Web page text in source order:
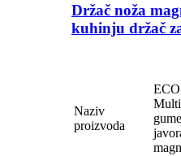
Držač noža
kuhinju držač
Naziv
proizvoda